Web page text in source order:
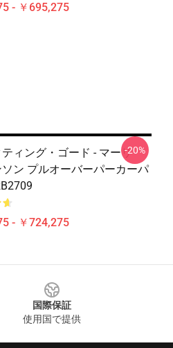
- ￥695,275
ティング・ゴード - マーリ
ソン プルオーバーパーカーパ
- ￥724,275
-20%
国際保証
使用国で提供